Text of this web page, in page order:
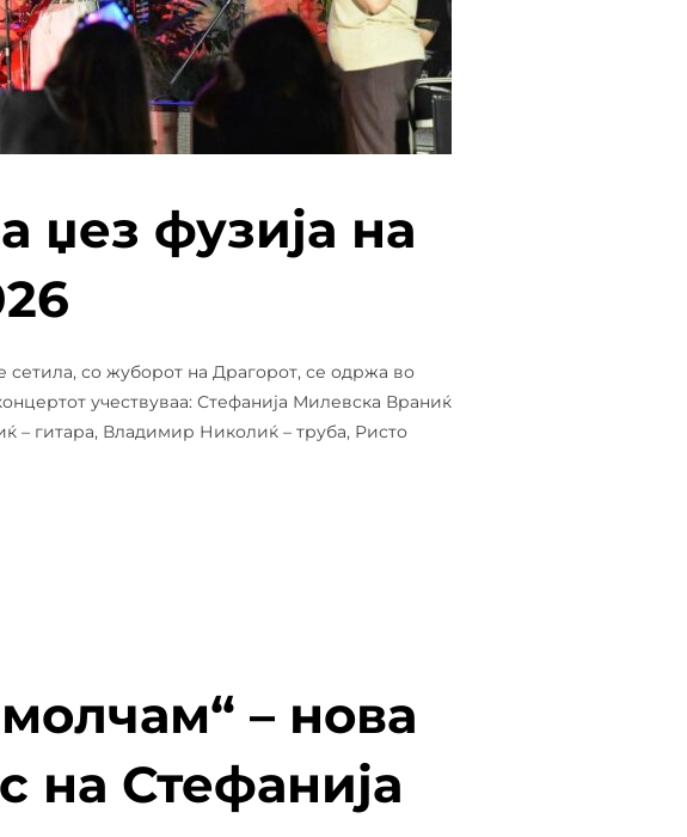
џез фузија на
сетила, со жуборот на Драгорот, се одржа во
учествуваа: Стефанија Милевска Враниќ
– гитара, Владимир Николиќ – труба, Ристо
– нова
на Стефанија